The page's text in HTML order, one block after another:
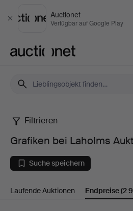
Schließen
Auctionet
Verfügbar auf Google Play
Grafiken
bei
Laholms
Filtrieren
Grafiken bei Laholms
Suche speichern
Laufende Auktionen Endpreise(2